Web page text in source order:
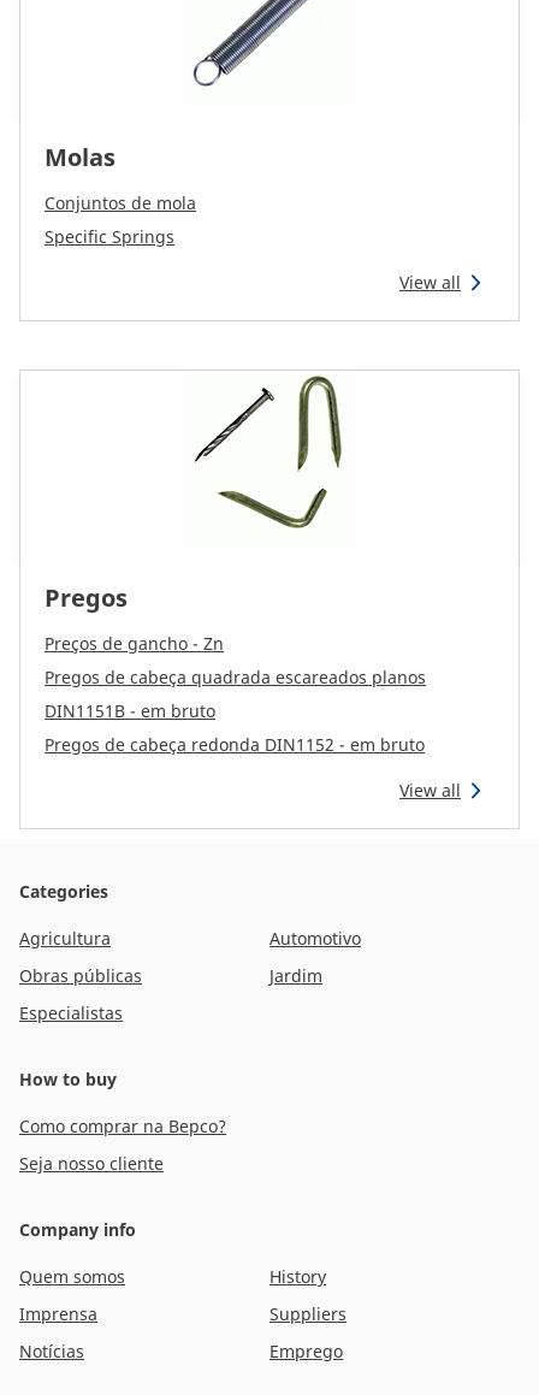
Molas
Conjuntos de mola
Specific Springs
View all
Pregos
Preços de gancho - Zn
Pregos de cabeça quadrada escareados planos
DIN1151B - em bruto
Pregos de cabeça redonda DIN1152 - em bruto
View all
Categories
Agricultura
Automotivo
Obras públicas
Jardim
Especialistas
How to buy
Como comprar na Bepco?
Seja nosso cliente
Company info
Quem somos
History
Imprensa
Suppliers
Notícias
Emprego